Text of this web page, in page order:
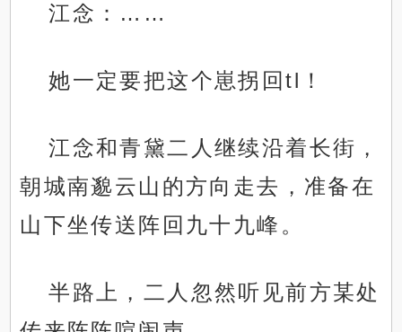
江念：……
她一定要把这个崽拐回tl！
江念和青黛二人继续沿着长街，
朝城南邈云山的方向走去，准备在
山下坐传送阵回九十九峰。
半路上，二人忽然听见前方某处